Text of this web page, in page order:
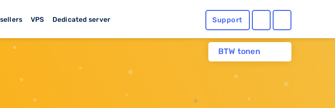
VPS Dedicated server Support
BTW tonen